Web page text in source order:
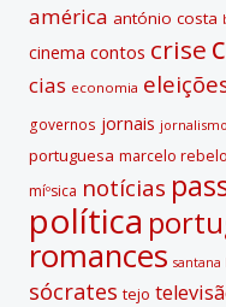
américa antónio costa
cinema contos crise
cias economia
governos jornais jornalismo
portuguesa marcelo
míºsica notí­cias
polí­tica
romances santana
sócrates tejo